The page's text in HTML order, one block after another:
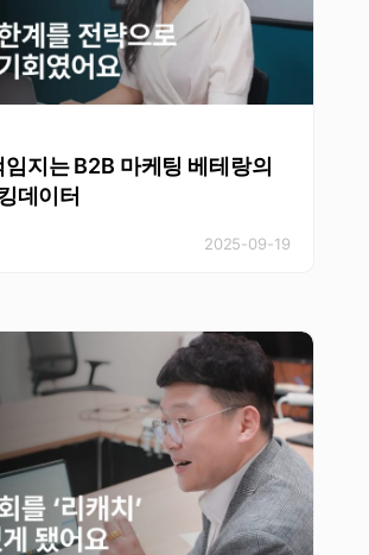
임지는 B2B 마케팅 베테랑의
데이터
2025-09-19